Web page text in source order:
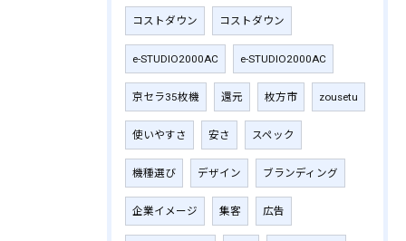
コストダウン コストダウン
e-STUDIO2000AC e-STUDIO2000AC
京セラ35枚機 還元 枚方市 zousetu
使いやすさ 安さ スペック
機種選び デザイン ブランディング
企業イメージ 集客 広告